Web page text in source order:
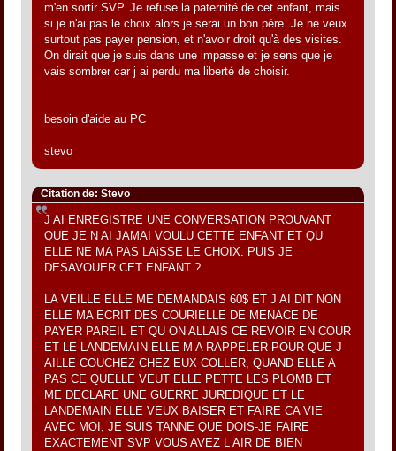
m'en sortir SVP. Je refuse la paternité de cet enfant, mais
si je n'ai pas le choix alors je serai un bon père. Je ne veux
surtout pas payer pension, et n'avoir droit qu'à des visites.
On dirait que je suis dans une impasse et je sens que je
vais sombrer car j ai perdu ma liberté de choisir.
besoin d'aide au PC
stevo
Citation de: Stevo
J AI ENREGISTRE UNE CONVERSATION PROUVANT
QUE JE N AI JAMAI VOULU CETTE ENFANT ET QU
ELLE NE MA PAS LAiSSE LE CHOIX. PUIS JE
DESAVOUER CET ENFANT ?
LA VEILLE ELLE ME DEMANDAIS 60$ ET J AI DIT NON
ELLE MA ECRIT DES COURIELLE DE MENACE DE
PAYER PAREIL ET QU ON ALLAIS CE REVOIR EN COUR
ET LE LANDEMAIN ELLE M A RAPPELER POUR QUE J
AILLE COUCHEZ CHEZ EUX COLLER, QUAND ELLE A
PAS CE QUELLE VEUT ELLE PETTE LES PLOMB ET
ME DECLARE UNE GUERRE JUREDIQUE ET LE
LANDEMAIN ELLE VEUX BAISER ET FAIRE CA VIE
AVEC MOI, JE SUIS TANNE QUE DOIS-JE FAIRE
EXACTEMENT SVP VOUS AVEZ L AIR DE BIEN